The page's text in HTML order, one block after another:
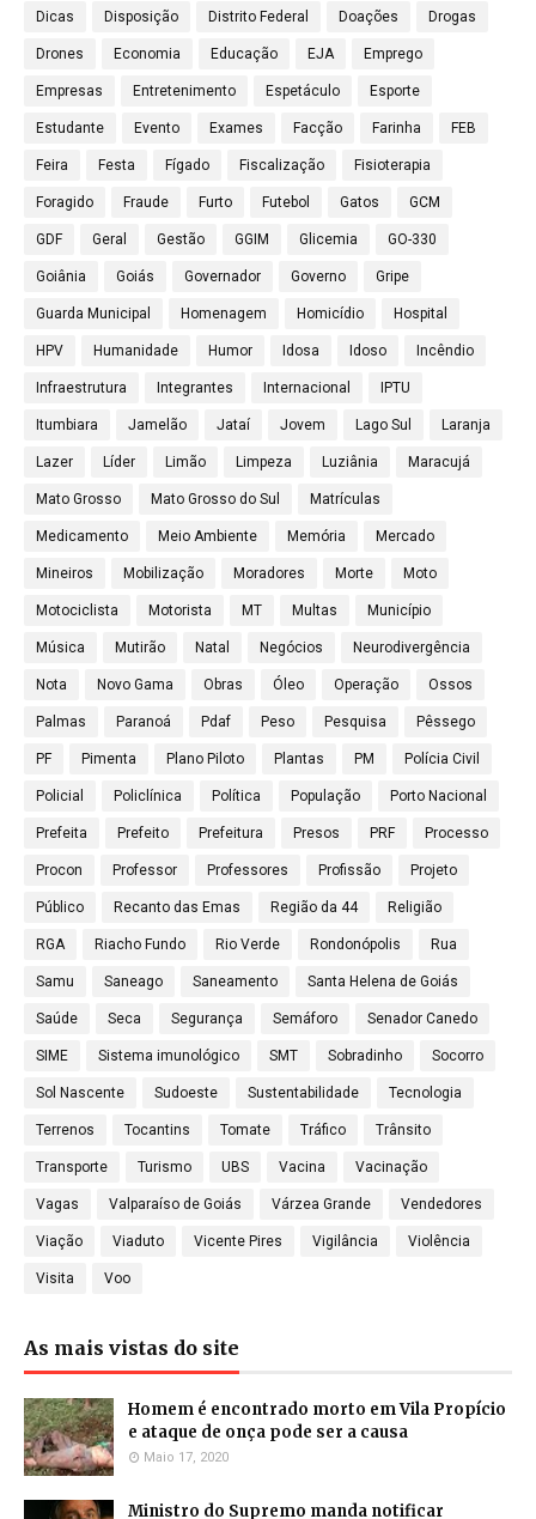
Dicas Disposição Distrito Federal Doações Drogas
Drones Economia Educação EJA Emprego
Empresas Entretenimento Espetáculo Esporte
Estudante Evento Exames Facção Farinha FEB
Feira Festa Fígado Fiscalização Fisioterapia
Foragido Fraude Furto Futebol Gatos GCM
GDF Geral Gestão GGIM Glicemia GO-330
Goiânia Goiás Governador Governo Gripe
Guarda Municipal Homenagem Homicídio Hospital
HPV Humanidade Humor Idosa Idoso Incêndio
Infraestrutura Integrantes Internacional IPTU
Itumbiara Jamelão Jataí Jovem Lago Sul Laranja
Lazer Líder Limão Limpeza Luziânia Maracujá
Mato Grosso Mato Grosso do Sul Matrículas
Medicamento Meio Ambiente Memória Mercado
Mineiros Mobilização Moradores Morte Moto
Motociclista Motorista MT Multas Município
Música Mutirão Natal Negócios Neurodivergência
Nota Novo Gama Obras Óleo Operação Ossos
Palmas Paranoá Pdaf Peso Pesquisa Pêssego
PF Pimenta Plano Piloto Plantas PM Polícia Civil
Policial Policlínica Política População Porto Nacional
Prefeita Prefeito Prefeitura Presos PRF Processo
Procon Professor Professores Profissão Projeto
Público Recanto das Emas Região da 44 Religião
RGA Riacho Fundo Rio Verde Rondonópolis Rua
Samu Saneago Saneamento Santa Helena de Goiás
Saúde Seca Segurança Semáforo Senador Canedo
SIME Sistema imunológico SMT Sobradinho Socorro
Sol Nascente Sudoeste Sustentabilidade Tecnologia
Terrenos Tocantins Tomate Tráfico Trânsito
Transporte Turismo UBS Vacina Vacinação
Vagas Valparaíso de Goiás Várzea Grande Vendedores
Viação Viaduto Vicente Pires Vigilância Violência
Visita Voo
As mais vistas do site
Homem é encontrado morto em Vila Propício
e ataque de onça pode ser a causa
Maio 17, 2020
Ministro do Supremo manda notificar